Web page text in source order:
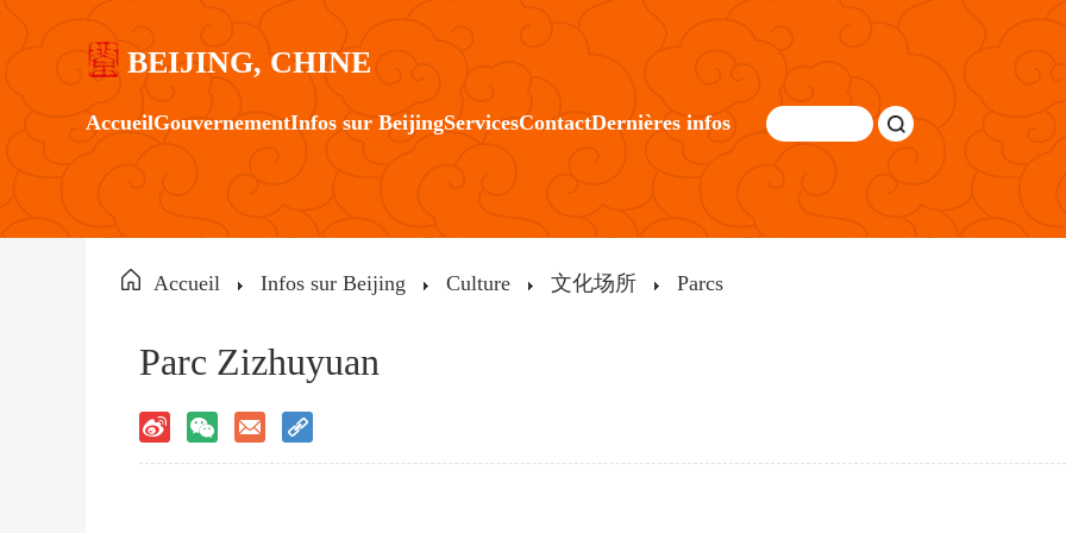
BEIJING, CHINE
AccueilGouvernementInfos sur BeijingServicesContactDernières infos
Accueil Infos sur Beijing Culture 文化场所 Parcs
Parc Zizhuyuan